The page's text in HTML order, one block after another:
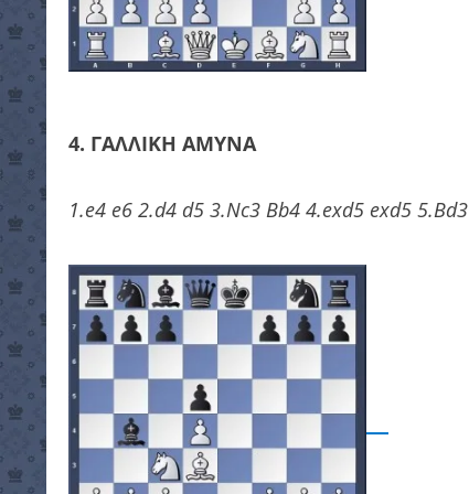
4. ΓΑΛΛΙΚΗ ΑΜΥΝΑ
1.e4 e6 2.d4 d5 3.Nc3 Bb4 4.exd5 exd5 5.Bd3